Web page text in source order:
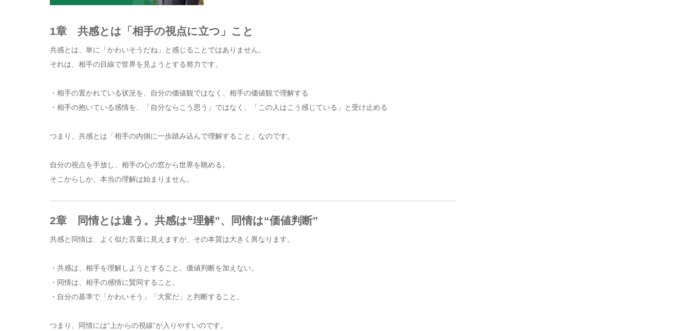
1章 共感とは「相手の視点に立つ」こと
共感とは、単に「かわいそうだね」と感じることではありません。
それは、相手の目線で世界を見ようとする努力です。
・相手の置かれている状況を、自分の価値観ではなく、相手の価値観で理解する
・相手の抱いている感情を、「自分ならこう思う」ではなく、「この人はこう感じている」と受け止める
つまり、共感とは「相手の内側に一歩踏み込んで理解すること」なのです。
自分の視点を手放し、相手の心の窓から世界を眺める。
そこからしか、本当の理解は始まりません。
2章 同情とは違う。共感は“理解”、同情は“価値判断”
共感と同情は、よく似た言葉に見えますが、その本質は大きく異なります。
・共感は、相手を理解しようとすること。価値判断を加えない。
・同情は、相手の感情に賛同すること。
・自分の基準で「かわいそう」「大変だ」と判断すること。
つまり、同情には“上からの視線”が入りやすいのです。